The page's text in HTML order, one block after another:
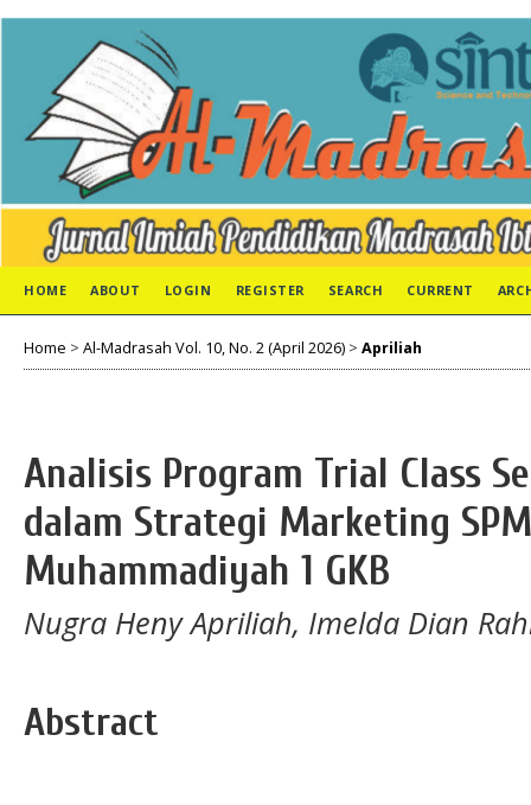
HOME ABOUT LOGIN REGISTER SEARCH CURRENT
Home > Al-Madrasah Vol. 10, No. 2 (April 2026) > Apriliah
Analisis Program Trial Class
dalam Strategi Marketing
Muhammadiyah 1 GKB
Nugra Heny Apriliah, Imelda Dian
Abstract